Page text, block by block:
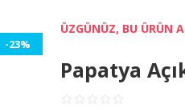
-23%
ÜZGÜNÜZ, BU ÜRÜN
Papatya